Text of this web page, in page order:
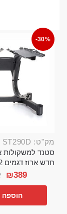
-30%
מק"ט: ST290D
סטנד למשקולות
חדש ארוז דגמים 552 , 1090
₪389
הוספה